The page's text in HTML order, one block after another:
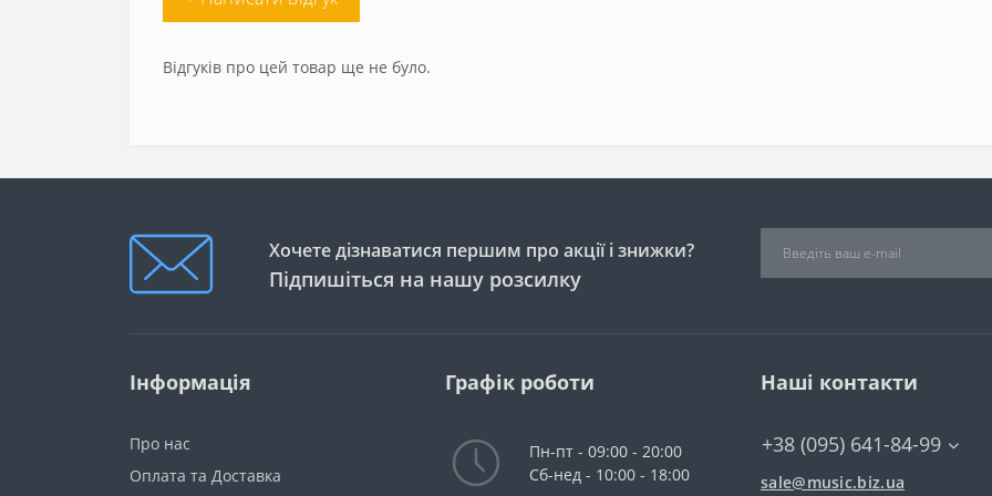
Відгуків про цей товар ще не було.
Хочете дізнаватися першим про акції і знижки?
Підпишіться на нашу розсилку
Інформація
Про нас
Оплата та Доставка
Графік роботи
Пн-пт - 09:00 - 20:00
Сб-нед - 10:00 - 18:00
Наші контакти
+38 (095) 641-84-99
sale@music.biz.ua